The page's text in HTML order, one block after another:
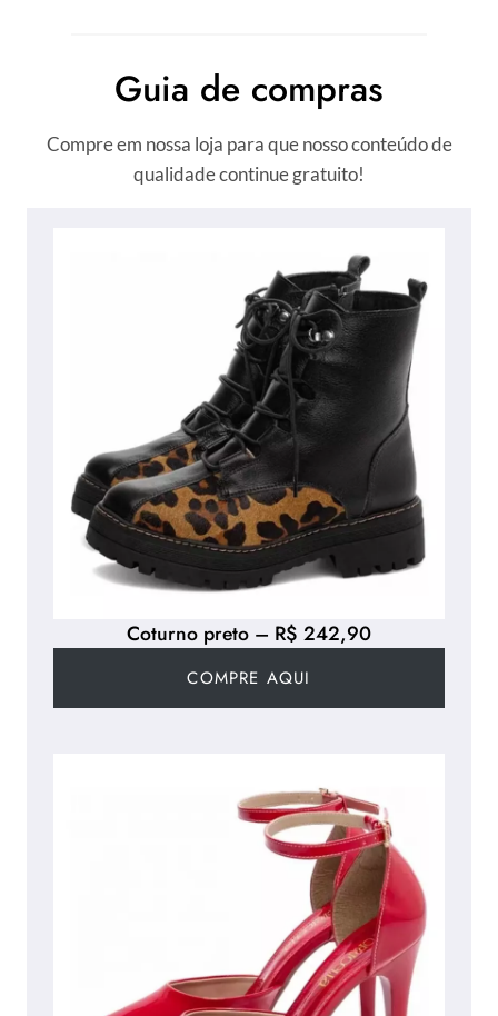
Guia de compras
Compre em nossa loja para que nosso conteúdo de
qualidade continue gratuito!
Coturno preto – R$ 242,90
COMPRE AQUI